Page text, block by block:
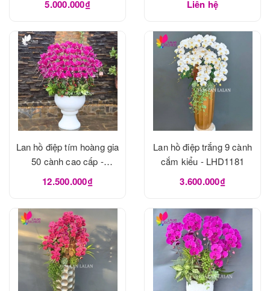
5.000.000₫ Liên hệ
Lan hồ điệp tím hoàng gia
50 cành cao cấp -
LHD1182
12.500.000₫
Lan hồ điệp trắng 9 cành
cắm kiểu - LHD1181
3.600.000₫